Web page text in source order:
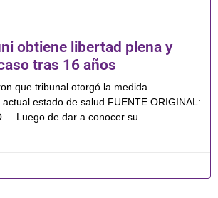
obtiene libertad plena y
tras 16 años
que tribunal otorgó la medida
estado de salud FUENTE ORIGINAL:
– Luego de dar a conocer su